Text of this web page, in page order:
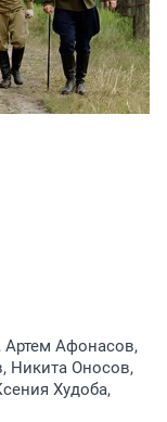
Артем Афонасов,
Никита Оносов,
Худоба,